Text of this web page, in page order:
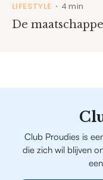
LIFESTYLE • 4 min
De
Club Proudies is
die zich wil blijven